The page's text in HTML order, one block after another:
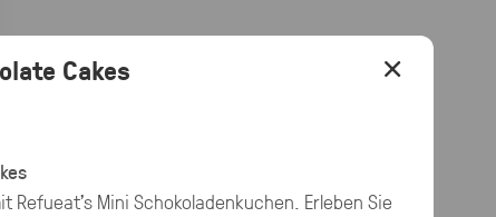
×
Cakes
Refueat's Mini Schokoladenkuchen. Erleben Sie